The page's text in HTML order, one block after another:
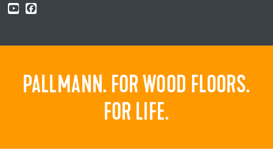
PALLMANN. FOR WOOD FLOORS.
FOR LIFE.